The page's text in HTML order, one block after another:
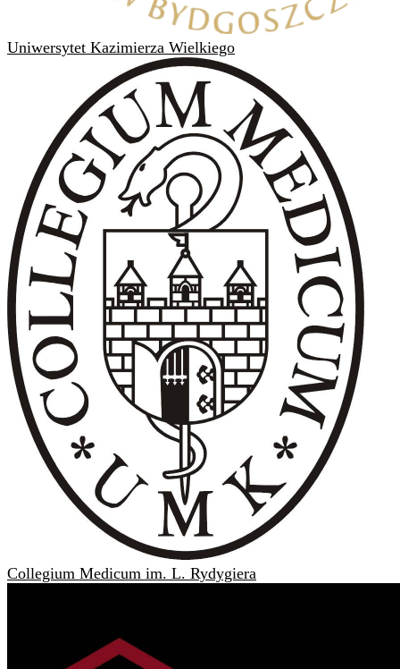
Uniwersytet Kazimierza Wielkiego
Collegium Medicum im. L. Rydygiera